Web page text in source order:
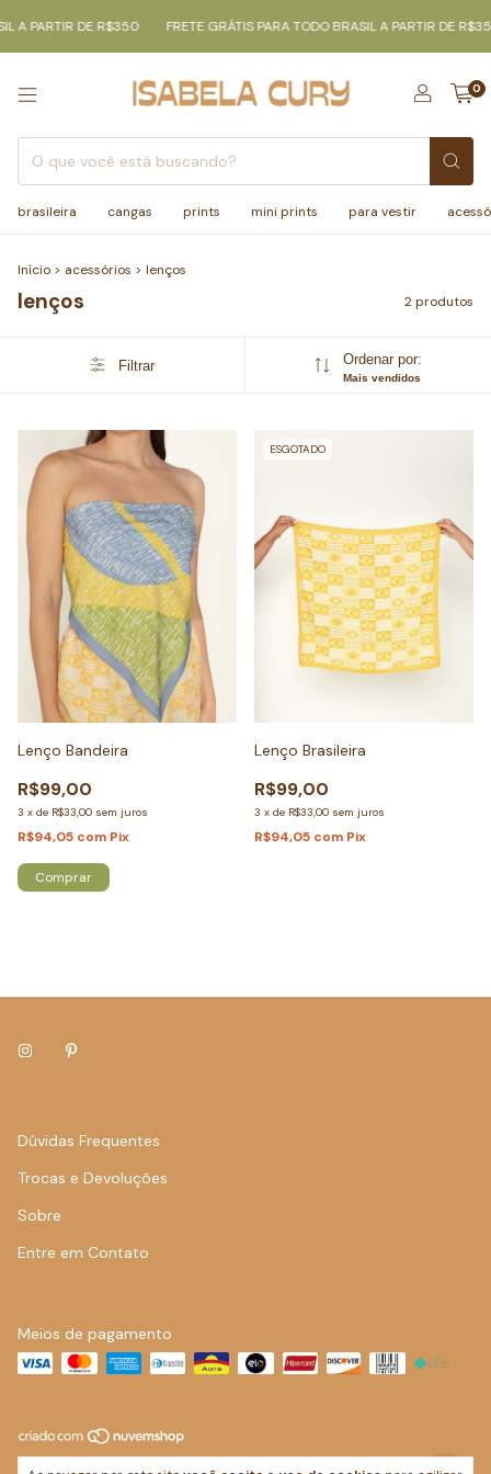
A PARTIR DE R$350 FRETE GRÁTIS PARA TODO BRASIL A PARTIR DE
0
brasileira cangas prints mini prints para vestir
Início > acessórios > lenços
lenços 2 produtos
Filtrar Ordenar por:
Mais vendidos
Lenço Bandeira
R$99,00
3 x de R$33,00 sem juros
R$94,05 com Pix
ESGOTADO
Lenço Brasileira
R$99,00
3 x de R$33,00 sem juros
R$94,05 com Pix
Dúvidas Frequentes
Trocas e Devoluções
Sobre
Entre em Contato
Meios de pagamento
Copyright Isabela Cury Artes Visuais LTDA - 40649260000107 - 2026.